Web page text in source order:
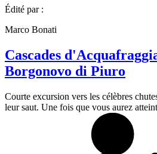
Édité par :
Marco Bonati
Cascades
Borgonovo di Piuro
Courte excursion vers les célèbres
leur saut. Une fois que vous aurez